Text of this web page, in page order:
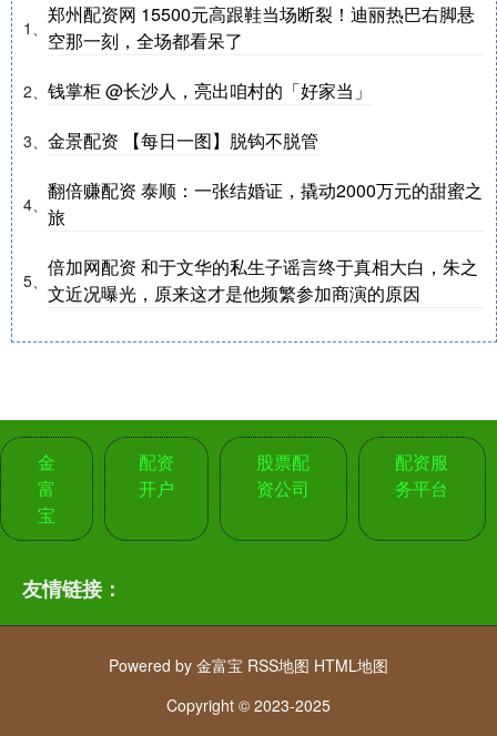
1、
郑州配资网 15500元高跟鞋当场断裂！迪丽热巴右脚悬
空那一刻，全场都看呆了
2、 钱掌柜 @长沙人，亮出咱村的「好家当」
3、 金景配资 【每日一图】脱钩不脱管
4、
翻倍赚配资 泰顺：一张结婚证，撬动2000万元的甜蜜之
旅
5、
倍加网配资 和于文华的私生子谣言终于真相大白，朱之
文近况曝光，原来这才是他频繁参加商演的原因
金
富
宝
配资
开户
股票配
资公司
配资服
务平台
友情链接：
Powered by 金富宝 RSS地图 HTML地图
Copyright © 2023-2025